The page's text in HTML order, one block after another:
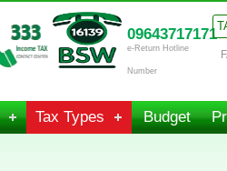
09643717171
e-Return Hotline
Number
Tax Types Budget